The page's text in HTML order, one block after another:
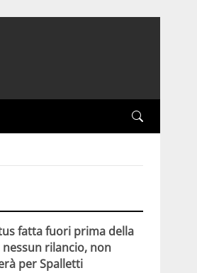
fatta fuori prima della
rilancio, non
per Spalletti